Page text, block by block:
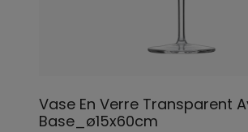
Vase En Verre Transparent
Base_ø15x60cm